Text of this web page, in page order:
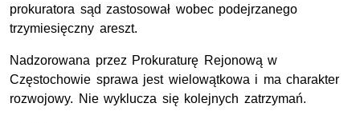
prokuratora sąd zastosował wobec podejrzanego
trzymiesięczny areszt.
Nadzorowana przez Prokuraturę Rejonową w
Częstochowie sprawa jest wielowątkowa i ma charakter
rozwojowy. Nie wyklucza się kolejnych zatrzymań.